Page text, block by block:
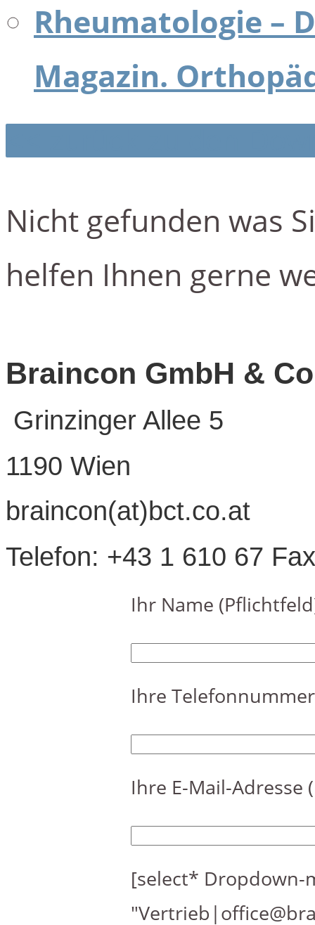
Rheumatologie –
Magazin.
Nicht gefunden was
helfen Ihnen gerne
Braincon GmbH &
Grinzinger Allee 5
1190 Wien
braincon(at)bct.co.at
Telefon: +43 1 610 67
Ihr Name
Ihre
Ihre E-Mail-Adresse
[select* Dropdown-